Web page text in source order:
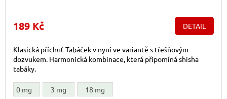
189 Kč DETAIL
Klasická příchuť Tabáček v nyní ve variantě s třešňovým
dozvukem. Harmonická kombinace, která připomíná shisha
tabáky.
0 mg 3 mg 18 mg